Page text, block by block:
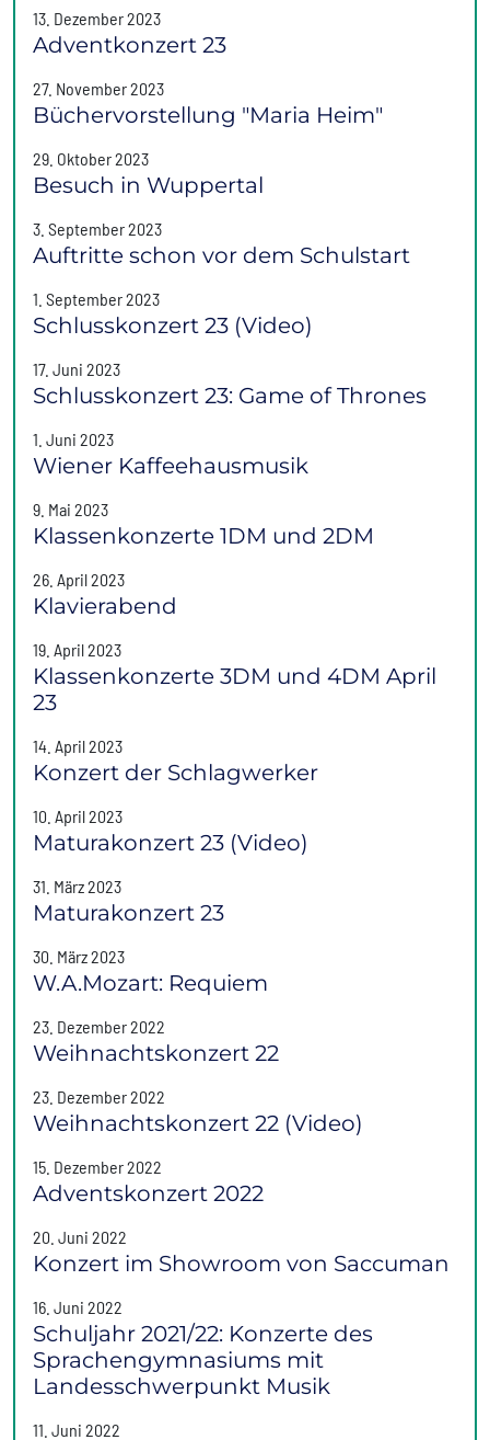
13. Dezember 2023
Adventkonzert 23
27. November 2023
Büchervorstellung "Maria Heim"
29. Oktober 2023
Besuch in Wuppertal
3. September 2023
Auftritte schon vor dem Schulstart
1. September 2023
Schlusskonzert 23 (Video)
17. Juni 2023
Schlusskonzert 23: Game of Thrones
1. Juni 2023
Wiener Kaffeehausmusik
9. Mai 2023
Klassenkonzerte 1DM und 2DM
26. April 2023
Klavierabend
19. April 2023
Klassenkonzerte 3DM und 4DM April
23
14. April 2023
Konzert der Schlagwerker
10. April 2023
Maturakonzert 23 (Video)
31. März 2023
Maturakonzert 23
30. März 2023
W.A.Mozart: Requiem
23. Dezember 2022
Weihnachtskonzert 22
23. Dezember 2022
Weihnachtskonzert 22 (Video)
15. Dezember 2022
Adventskonzert 2022
20. Juni 2022
Konzert im Showroom von Saccuman
16. Juni 2022
Schuljahr 2021/22: Konzerte des
Sprachengymnasiums mit
Landesschwerpunkt Musik
11. Juni 2022